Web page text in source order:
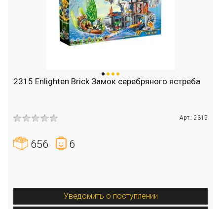
2315 Enlighten Brick Замок серебряного ястреба
Арт.: 2315
656 6
Уведомить о поступлении